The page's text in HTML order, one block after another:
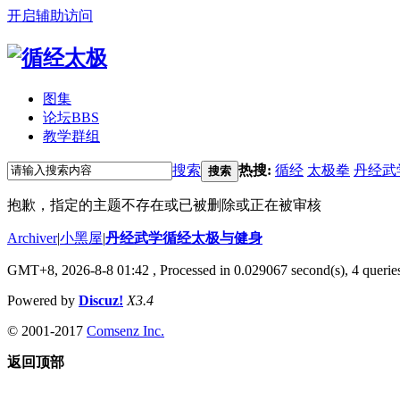
开启辅助访问
图集
论坛BBS
教学群组
搜索 搜索 热搜: 循经 太极拳 丹经武
抱歉，指定的主题不存在或已被删除或正在被审核
Archiver|小黑屋|丹经武学循经太极与健身
GMT+8, 2026-8-8 01:42 , Processed in 0.029067 second(s), 4
Powered by Discuz! X3.4
© 2001-2017 Comsenz Inc.
返回顶部